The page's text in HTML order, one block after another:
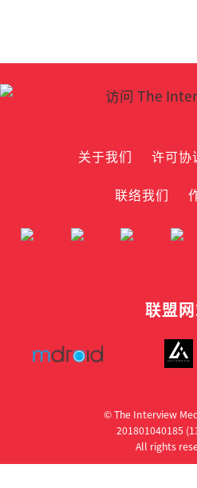
关于我们 许可协
联络我们
联盟
© The Interview
201801040185
All rights